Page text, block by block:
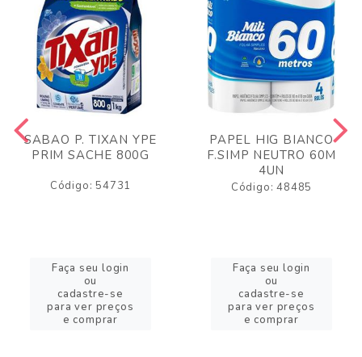
SABAO P. TIXAN YPE
PRIM SACHE 800G
Código: 54731
Faça seu login
ou
cadastre-se
para ver preços
e comprar
PAPEL HIG BIANCO
F.SIMP NEUTRO 60M
4UN
Código: 48485
Faça seu login
ou
cadastre-se
para ver preços
e comprar